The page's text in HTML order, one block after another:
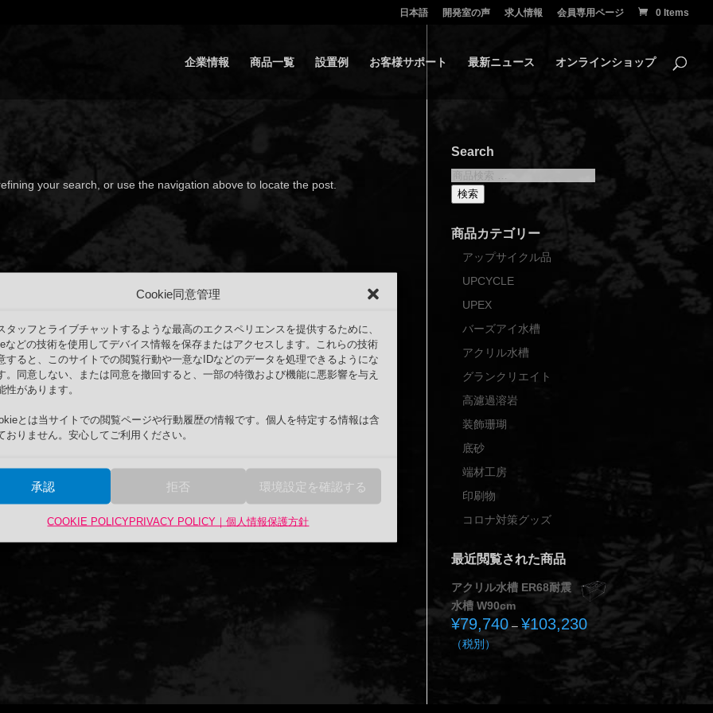
Cookie同意管理
タッフとライブチャットするような最高のエクスペリエンスを提供するために、
などの技術を使用してデバイス情報を保存またはアクセスします。これらの技術
すると、このサイトでの閲覧行動や一意なIDなどのデータを処理できるようにな
。同意しない、または同意を撤回すると、一部の特徴および機能に悪影響を与え
性があります。
とは当サイトでの閲覧ページや行動履歴の情報です。個人を特定する情報は含
おりません。安心してご利用ください。
承認 拒否 環境設定を確認する
COOKIE POLICYPRIVACY POLICY｜個人情報保護方針
日本語 開発室の声 求人情報 会員専用ページ 0 Items
企業情報 商品一覧 設置例 お客様サポート 最新ニュース オンラインショップ
your search, or use the navigation above to locate the post.
Search
検
索
象:
検索
商品カテゴリー
アップサイクル品
UPCYCLE
UPEX
バーズアイ水槽
アクリル水槽
グランクリエイト
高濾過溶岩
装飾珊瑚
底砂
端材工房
印刷物
コロナ対策グッズ
最近閲覧された商品
アクリル水槽 ER68耐震
水槽 W90cm
¥79,740 – ¥103,230価
（税別）